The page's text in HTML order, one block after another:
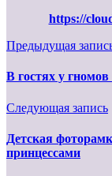
https://
Предыдущая
В гостях у
Следующая запись
Детская
принцессами